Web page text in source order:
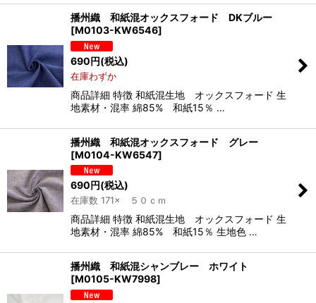
播州織 和紙混オックスフォード DKブルー
[M0103-KW6546]
690円(税込)
在庫わずか
商品詳細 特徴 和紙混生地 オックスフォード 生
地素材・混率 綿85% 和紙15％ …
播州織 和紙混オックスフォード グレー
[M0104-KW6547]
690円(税込)
在庫数 171× ５０ｃｍ
商品詳細 特徴 和紙混生地 オックスフォード 生
地素材・混率 綿85% 和紙15％ 生地色 …
播州織 和紙混シャンブレー ホワイト
[M0105-KW7998]